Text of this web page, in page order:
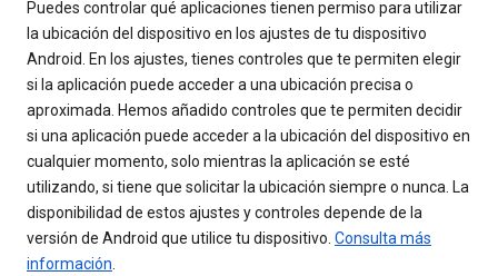
Puedes controlar qué aplicaciones tienen permiso para utilizar
la ubicación del dispositivo en los ajustes de tu dispositivo
Android. En los ajustes, tienes controles que te permiten elegir
si la aplicación puede acceder a una ubicación precisa o
aproximada. Hemos añadido controles que te permiten decidir
si una aplicación puede acceder a la ubicación del dispositivo en
cualquier momento, solo mientras la aplicación se esté
utilizando, si tiene que solicitar la ubicación siempre o nunca. La
disponibilidad de estos ajustes y controles depende de la
versión de Android que utilice tu dispositivo. Consulta más
información